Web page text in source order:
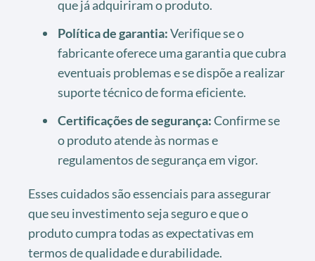
que já adquiriram o produto.
Política de garantia:Verifique se o
fabricante oferece uma garantia que cubra
eventuais problemas e se dispõe a realizar
suporte técnico de forma eficiente.
Certificações de segurança:Confirme se
o produto atende às normas e
regulamentos de segurança em vigor.
Esses cuidados são essenciais para assegurar
que seu investimento seja seguro e que o
produto cumpra todas as expectativas em
termos de qualidade e durabilidade.